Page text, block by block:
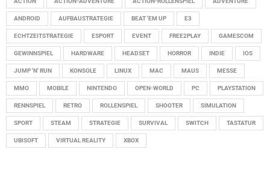
ANDROID AUFBAUSTRATEGIE BEAT 'EM UP E3
ECHTZEITSTRATEGIE ESPORT EVENT FREE2PLAY GAMESCOM
GEWINNSPIEL HARDWARE HEADSET HORROR INDIE IOS
JUMP 'N' RUN KONSOLE LINUX MAC MAUS MESSE
MMO MOBILE NINTENDO OPEN-WORLD PC PLAYSTATION
RENNSPIEL RETRO ROLLENSPIEL SHOOTER SIMULATION
SPORT STEAM STRATEGIE SURVIVAL SWITCH TASTATUR
UBISOFT VIRTUAL REALITY XBOX